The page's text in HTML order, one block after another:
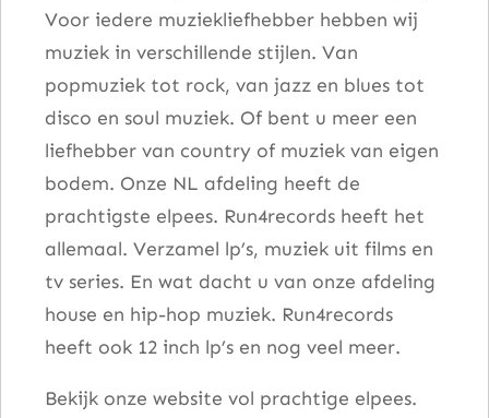
Voor iedere muziekliefhebber hebben wij
muziek in verschillende stijlen. Van
popmuziek tot rock, van jazz en blues tot
disco en soul muziek. Of bent u meer een
liefhebber van country of muziek van eigen
bodem. Onze NL afdeling heeft de
prachtigste elpees. Run4records heeft het
allemaal. Verzamel lp’s, muziek uit films en
tv series. En wat dacht u van onze afdeling
house en hip-hop muziek. Run4records
heeft ook 12 inch lp’s en nog veel meer.
Bekijk onze website vol prachtige elpees.